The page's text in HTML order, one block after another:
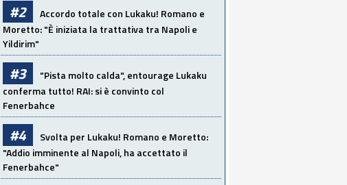
#2
Accordo totale con Lukaku! Romano e
Moretto: "È iniziata la trattativa tra Napoli e
Yildirim"
#3
"Pista molto calda", entourage Lukaku
conferma tutto! RAI: si è convinto col
Fenerbahce
#4
Svolta per Lukaku! Romano e Moretto:
"Addio imminente al Napoli, ha accettato il
Fenerbahce"